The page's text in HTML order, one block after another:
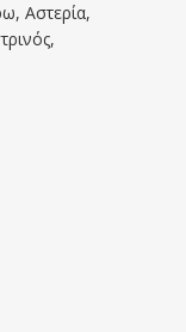
Αστερία,